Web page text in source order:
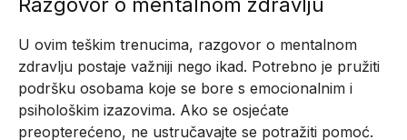
U ovim teškim trenucima, razgovor o mentalnom
zdravlju postaje važniji nego ikad. Potrebno je pružiti
podršku osobama koje se bore s emocionalnim i
psihološkim izazovima. Ako se osjećate
preopterećeno, ne ustručavajte se potražiti pomoć.